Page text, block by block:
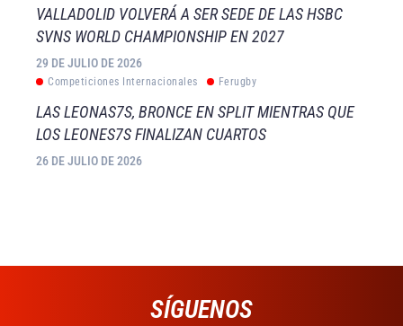
VALLADOLID VOLVERÁ A SER SEDE DE LAS HSBC
SVNS WORLD CHAMPIONSHIP EN 2027
29 DE JULIO DE 2026
Competiciones Internacionales Ferugby
LAS LEONAS7S, BRONCE EN SPLIT MIENTRAS QUE
LOS LEONES7S FINALIZAN CUARTOS
26 DE JULIO DE 2026
SÍGUENOS